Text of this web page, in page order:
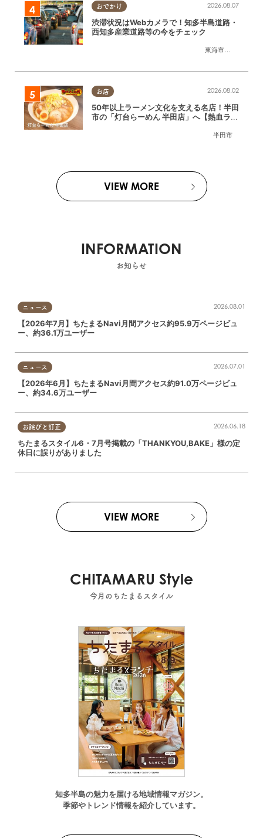
おでかけ
東海市
,大府市
2026.08.07
渋滞状況はWebカメラで！知多半島道路・
西知多産業道路等の今をチェック
お店
半田市
2026.08.02
50年以上ラーメン文化を支える名店！半田
市の「灯台らーめん 半田店」へ【熱血ラー
VIEW MORE
INFORMATION
お知らせ
ニュース 2026.08.01
【2026年7月】ちたまるNavi月間アクセス約95.9万ページビュ
ー、約36.1万ユーザー
ニュース 2026.07.01
【2026年6月】ちたまるNavi月間アクセス約91.0万ページビュ
ー、約34.6万ユーザー
お詫びと訂正 2026.06.18
ちたまるスタイル6・7月号掲載の「THANKYOU,BAKE」様の定
休日に誤りがありました
VIEW MORE
CHITAMARU Style
今月のちたまるスタイル
知多半島の魅力を届ける地域情報マガジン。
季節やトレンド情報を紹介しています。